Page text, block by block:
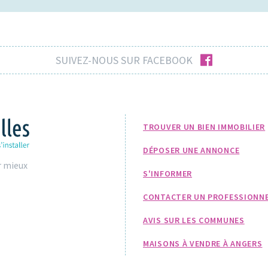
SUIVEZ-NOUS SUR FACEBOOK facebook
mieux
TROUVER UN BIEN IMMOBILIER
DÉPOSER UNE ANNONCE
S'INFORMER
CONTACTER UN
AVIS SUR LES COMMUNES
MAISONS À VENDRE À ANGERS